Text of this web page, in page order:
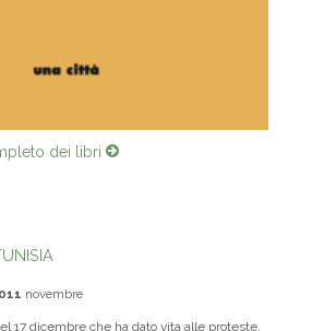
dei libri
novembre
17 dicembre che ha dato vita alle proteste,